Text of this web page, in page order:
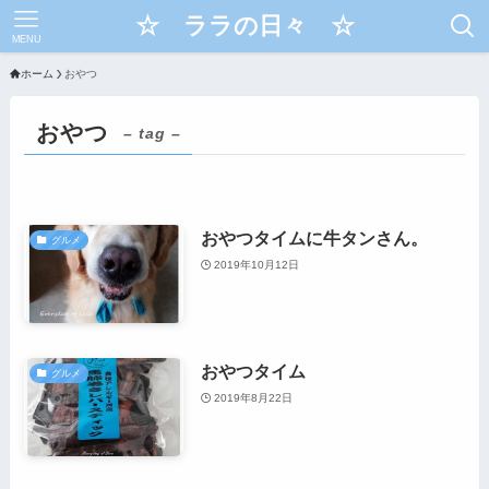
☆ ララの日々 ☆
MENU
ホーム おやつ
おやつ – tag –
グルメ おやつタイムに牛タンさん。
2019年10月12日
グルメ おやつタイム
2019年8月22日